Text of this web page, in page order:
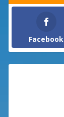
Facebook